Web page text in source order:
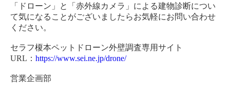
「ドローン」と「赤外線カメラ」による建物診断につい
て気になることがございましたらお気軽にお問い合わせ
ください。
セラフ榎本ペットドローン外壁調査専用サイト
URL： https://www.sei.ne.jp/drone/
営業企画部